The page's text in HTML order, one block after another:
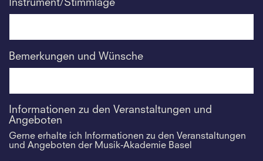
Instrument/Stimmlage
Bemerkungen und Wünsche
Informationen zu den Veranstaltungen und
Angeboten
Gerne erhalte ich Informationen zu den Veranstaltungen
und Angeboten der Musik-Akademie Basel